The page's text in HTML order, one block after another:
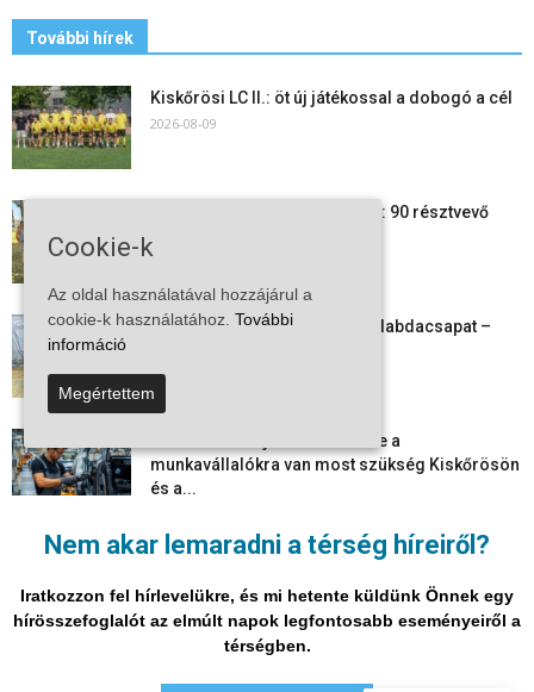
Nem akar lemaradni a térség híreiről?
Iratkozzon fel hírlevelükre, és mi hetente küldünk Önnek egy
hírösszefoglalót az elmúlt napok legfontosabb eseményeiről a
térségben.
További hírek
Kiskőrösi LC II.: öt új játékossal a dobogó a cél
2026-08-09
24 órás futás a Vadkerti-tónál: 90 résztvevő
2026-08-09
Megszűnt a kiskőrösi női kézilabdacsapat –
2026-08-08
Aktuális állásajánlatok: ezekre a
munkavállalókra van most szükség Kiskőrösön
és a...
Vitézy Dávid: már ősszel újraindulhat a
személyszállítás a Budapest–Belgrád
vasútvonalon
Cookie-k
Az oldal használatával hozzájárul a
cookie-k használatához. További
információ
Megértettem